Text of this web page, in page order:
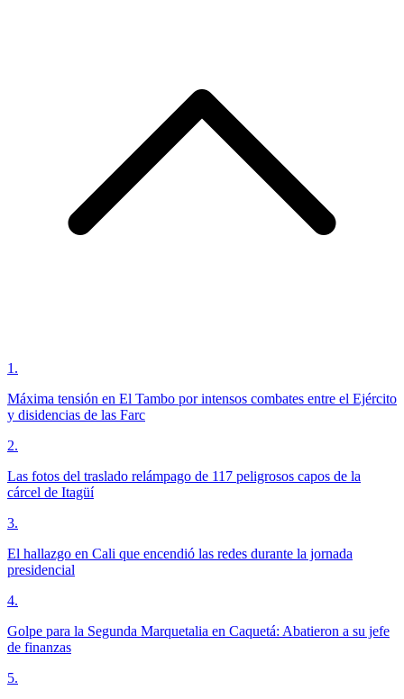
1 .
Máxima tensión en El Tambo por intensos combates entre el Ejército
y disidencias de las Farc
2.
Las fotos del traslado relámpago de 117 peligrosos capos de la
cárcel de Itagüí
3.
El hallazgo en Cali que encendió las redes durante la jornada
presidencial
4.
Golpe para la Segunda Marquetalia en Caquetá: Abatieron a su jefe
de finanzas
5.